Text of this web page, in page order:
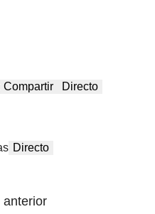
Compartir Directo
Directo
anterior